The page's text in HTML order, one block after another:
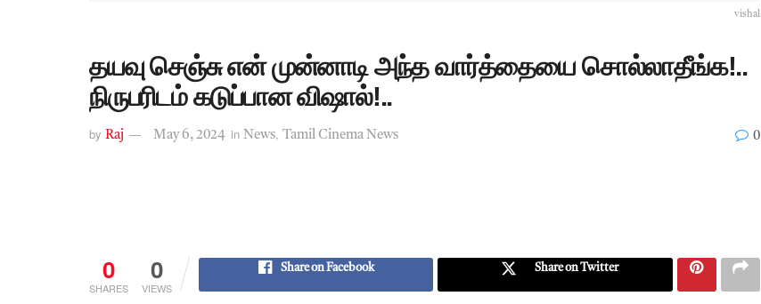
vishal
தயவு செஞ்சு என் முன்னாடி அந்த வார்த்தையை சொல்லாதீங்க!..
நிருபரிடம் கடுப்பான விஷால்!..
by Raj May 6, 2024 in News, Tamil Cinema News 0
0
SHARES
0
VIEWS
Share on Facebook Share on Twitter